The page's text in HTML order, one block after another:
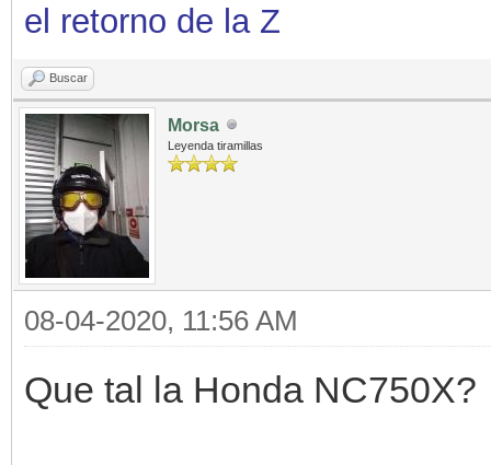
el retorno de la Z
Buscar
Morsa
Leyenda tiramillas
08-04-2020, 11:56 AM
Que tal la Honda NC750X?